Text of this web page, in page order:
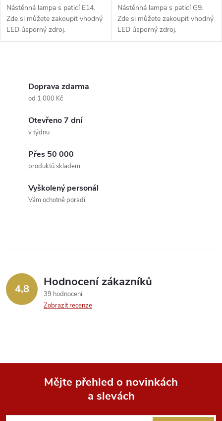
Nástěnná lampa s paticí E14.
Zde si můžete zakoupit vhodný
LED úsporný zdroj.
Nástěnná lampa s paticí G9.
Zde si můžete zakoupit vhodný
LED úsporný zdroj.
r
v
k
p
s
Doprava zdarma
od 1 000 Kč
Otevřeno 7 dní
v týdnu
Přes 50 000
produktů skladem
Vyškolený personál
Vám ochotně poradí
4,8 Hodnocení zákazníků
39 hodnocení
Zobrazit recenze
Mějte přehled o novinkách
a slevách